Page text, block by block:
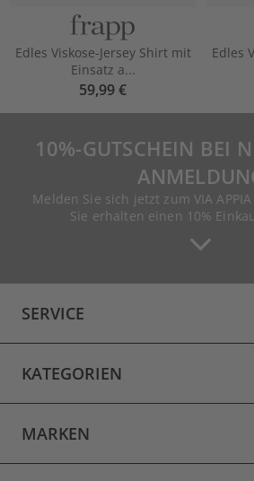
Edles Viskose-Jersey Shirt mit
Einsatz a...
59,99 €
Edles
10%-GUTSCHEIN BEI
Melden Sie sich jetzt zum VIA
Sie erhalten einen 10%
SERVICE
KATEGORIEN
MARKEN